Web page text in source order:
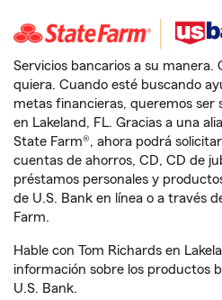
Servicios bancarios a su manera.
quiera. Cuando esté buscando
metas financieras, queremos ser
en Lakeland, FL. Gracias a una
State Farm®, ahora podrá
cuentas de ahorros, CD, CD de
préstamos personales y
de U.S. Bank en línea o a través
Farm.
Hable con Tom Richards en
información sobre los productos
U.S. Bank.